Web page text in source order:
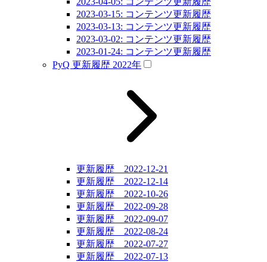
2023-03-15: コンテンツ更新履歴
2023-03-13: コンテンツ更新履歴
2023-03-02: コンテンツ更新履歴
2023-01-24: コンテンツ更新履歴
PyQ 更新履歴 2022年
更新履歴 2022-12-21
更新履歴 2022-12-14
更新履歴 2022-10-26
更新履歴 2022-09-28
更新履歴 2022-09-07
更新履歴 2022-08-24
更新履歴 2022-07-27
更新履歴 2022-07-13